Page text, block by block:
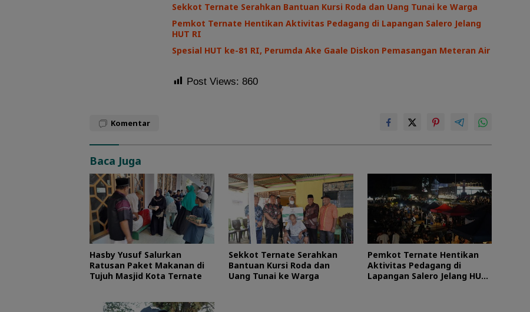
Sekkot Ternate Serahkan Bantuan Kursi Roda dan Uang Tunai ke Warga
Pemkot Ternate Hentikan Aktivitas Pedagang di Lapangan Salero Jelang
HUT RI
Spesial HUT ke-81 RI, Perumda Ake Gaale Diskon Pemasangan Meteran Air
Post Views: 860
Komentar
Baca Juga
Hasby Yusuf Salurkan
Ratusan Paket Makanan di
Tujuh Masjid Kota Ternate
Sekkot Ternate Serahkan
Bantuan Kursi Roda dan
Uang Tunai ke Warga
Pemkot Ternate Hentikan
Aktivitas Pedagang di
Lapangan Salero Jelang HUT